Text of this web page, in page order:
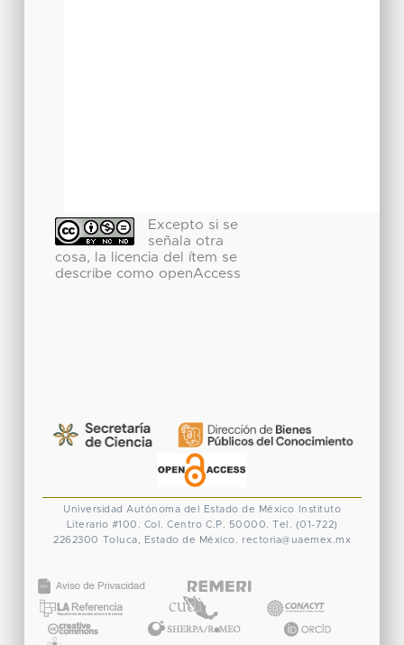
Excepto si se
señala otra
cosa, la licencia del ítem se
describe como openAccess
Universidad Autónoma del Estado de México
Instituto
Literario #100. Col. Centro C.P. 50000. Tel. (01-722)
2262300 Toluca, Estado de México. rectoria@uaemex.mx